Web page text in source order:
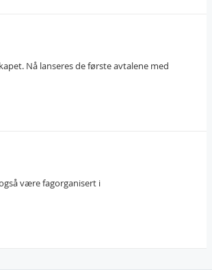
Nå lanseres de første avtalene med
være fagorganisert i